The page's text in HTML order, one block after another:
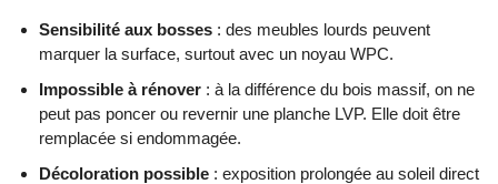
Sensibilité aux bosses : des meubles lourds peuvent
marquer la surface, surtout avec un noyau WPC.
Impossible à rénover : à la différence du bois massif, on ne
peut pas poncer ou revernir une planche LVP. Elle doit être
remplacée si endommagée.
Décoloration possible : exposition prolongée au soleil direct